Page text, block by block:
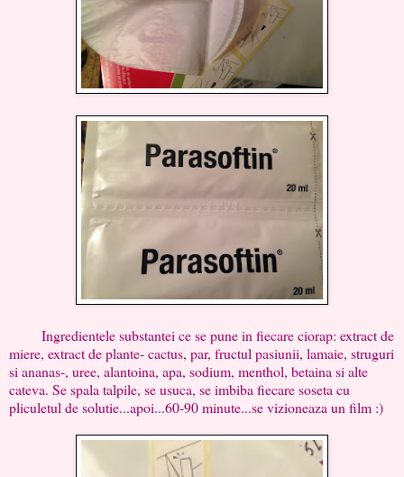
Ingredientele substantei ce se pune in fiecare ciorap: extract de
miere, extract de plante- cactus, par, fructul pasiunii, lamaie, struguri
si ananas-, uree, alantoina, apa, sodium, menthol, betaina si alte
cateva. Se spala talpile, se usuca, se imbiba fiecare soseta cu
pliculetul de solutie...apoi...60-90 minute...se vizioneaza un film :)